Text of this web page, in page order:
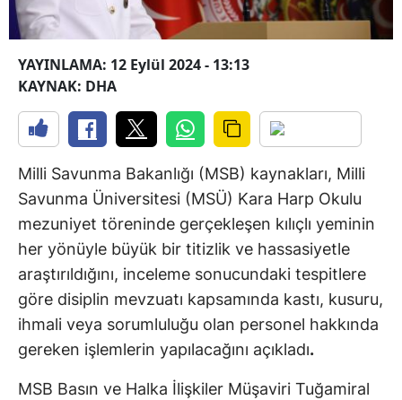
YAYINLAMA: 12 Eylül 2024 - 13:13
KAYNAK: DHA
Milli Savunma Bakanlığı (MSB) kaynakları, Milli
Savunma Üniversitesi (MSÜ) Kara Harp Okulu
mezuniyet töreninde gerçekleşen kılıçlı yeminin
her yönüyle büyük bir titizlik ve hassasiyetle
araştırıldığını, inceleme sonucundaki tespitlere
göre disiplin mevzuatı kapsamında kastı, kusuru,
ihmali veya sorumluluğu olan personel hakkında
gereken işlemlerin yapılacağını açıkladı.
MSB Basın ve Halka İlişkiler Müşaviri Tuğamiral